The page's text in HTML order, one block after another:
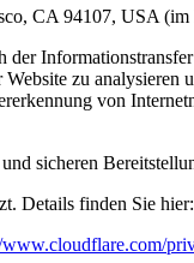
CA 94107, USA
zu
von
sicheren
Details finden Sie hier:
www.cloudflare.com/